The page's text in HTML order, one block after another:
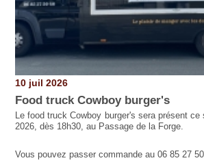
10 juil 2026
Food truck Cowboy burger's
Le food truck Cowboy burger's sera présent
2026, dès 18h30, au Passage de la Forge.
Vous pouvez passer commande au 06 85 27 50